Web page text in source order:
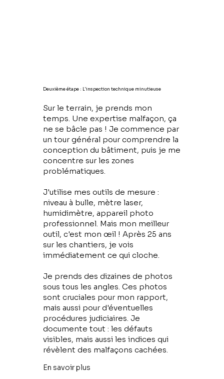
Deuxième étape : L'inspection technique minutieuse
Sur le terrain, je prends mon
temps. Une expertise malfaçon, ça
ne se bâcle pas ! Je commence par
un tour général pour comprendre la
conception du bâtiment, puis je me
concentre sur les zones
problématiques.
J'utilise mes outils de mesure :
niveau à bulle, mètre laser,
humidimètre, appareil photo
professionnel. Mais mon meilleur
outil, c'est mon œil ! Après 25 ans
sur les chantiers, je vois
immédiatement ce qui cloche.
Je prends des dizaines de photos
sous tous les angles. Ces photos
sont cruciales pour mon rapport,
mais aussi pour d'éventuelles
procédures judiciaires. Je
documente tout : les défauts
visibles, mais aussi les indices qui
révèlent des malfaçons cachées.
En savoir plus